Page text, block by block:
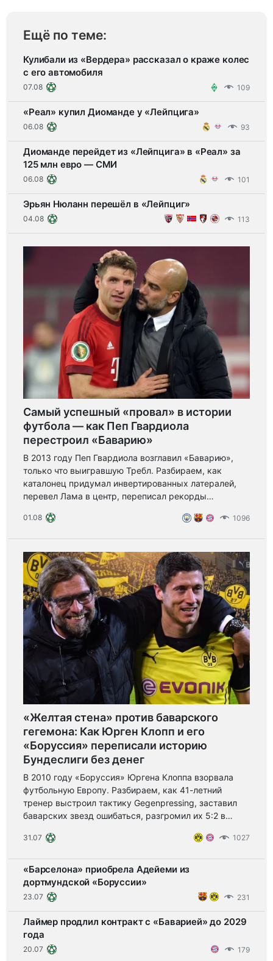
Ещё по теме:
Кулибали из «Вердера» рассказал о краже колес
с его автомобиля
07.08 109
«Реал» купил Диоманде у «Лейпцига»
06.08 93
Диоманде перейдет из «Лейпцига» в «Реал» за
125 млн евро — СМИ
06.08 101
Эрьян Нюланн перешёл в «Лейпциг»
04.08 113
Самый успешный «провал» в истории
футбола — как Пеп Гвардиола
перестроил «Баварию»
В 2013 году Пеп Гвардиола возглавил «Баварию»,
только что выигравшую Требл. Разбираем, как
каталонец придумал инвертированных латералей,
перевел Лама в центр, переписал рекорды
назвали «провалом».
01.08 1096
«Желтая стена» против баварского
гегемона: Как Юрген Клопп и его
«Боруссия» переписали историю
Бундеслиги без денег
В 2010 году «Боруссия» Юргена Клоппа взорвала
футбольную Европу. Разбираем, как 41-летний
тренер выстроил тактику Gegenpressing, заставил
баварских звезд ошибаться, разгромил их 5:2 в
коэффициентом 22.3 млн евро за состав.
31.07 1027
«Барселона» приобрела Адейеми из
дортмундской «Боруссии»
23.07 231
Лаймер продлил контракт с «Баварией» до 2029
года
20.07 179